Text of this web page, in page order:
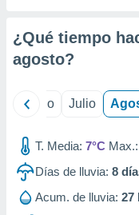
e
mediante
publicidad
publicidad
de
¿Qué tiempo
agosto?
Junio Julio
T. Media: 7°C Max.:
Días de lluvia: 8
Acum. de lluvia: 27